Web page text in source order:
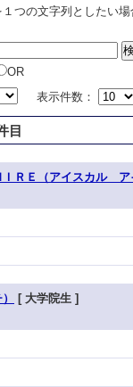
つの文字列としたい
OR
表示件数：
目
ＲＥ（アイスカル ア
[ 大学院生 ]